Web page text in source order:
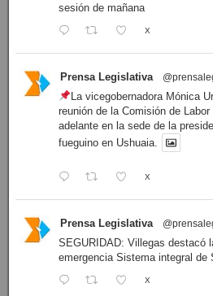
sesión de mañana
X
Prensa Legislativa
La vicegobernadora Mónica
reunión de la Comisión de
adelante en la sede de la
fueguino en Ushuaia.
X
Prensa Legislativa
SEGURIDAD: Villegas destacó
emergencia Sistema integral de
X